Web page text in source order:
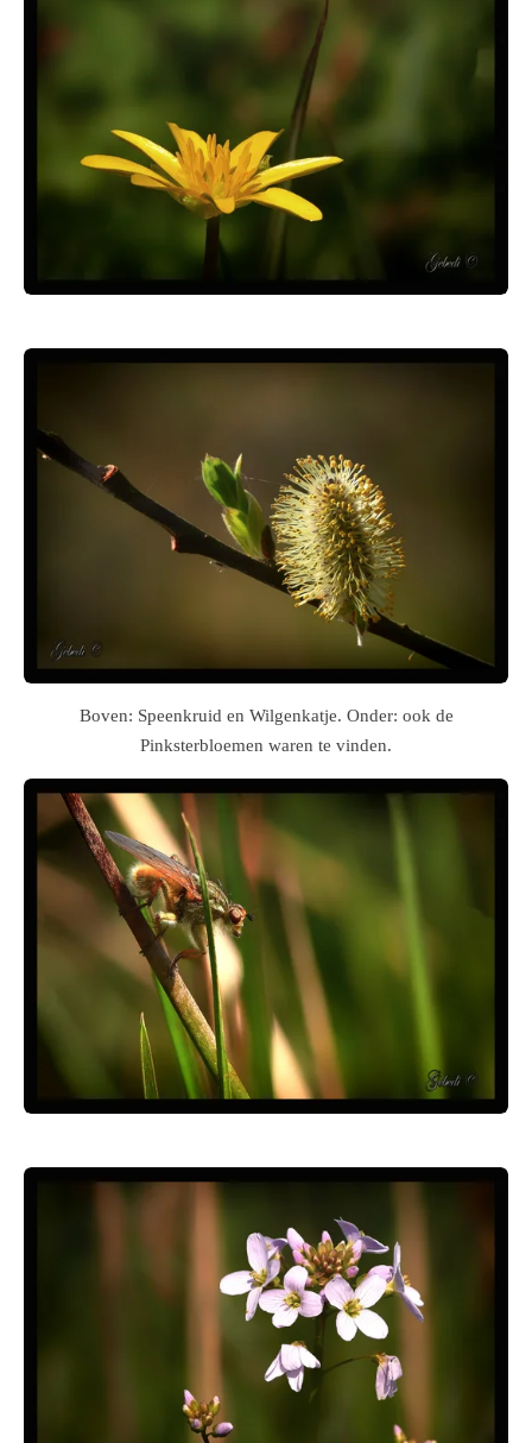
Boven: Speenkruid en Wilgenkatje. Onder: ook de
Pinksterbloemen waren te vinden.